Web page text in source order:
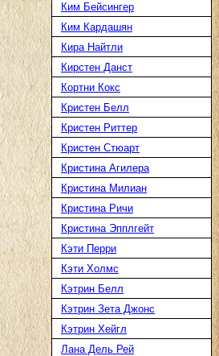
Ким Бейсингер
Ким Кардашян
Кира Найтли
Кирстен Данст
Кортни Кокс
Кристен Белл
Кристен Риттер
Кристен Стюарт
Кристина Агилера
Кристина Милиан
Кристина Ричи
Кристина Эпплгейт
Кэти Перри
Кэти Холмс
Кэтрин Белл
Кэтрин Зета Джонс
Кэтрин Хейгл
Лана Дель Рей